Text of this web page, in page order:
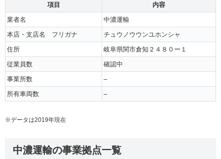
項目
内容
業者名
中濃運輸
本店・支店名 フリガナ
チュウノウウンユホンシャ
住所
岐阜県関市倉知２４８０ー１
従業員数
確認中
事業所数
–
所有車両数
–
※データは2019年現在
中濃運輸の事業拠点一覧